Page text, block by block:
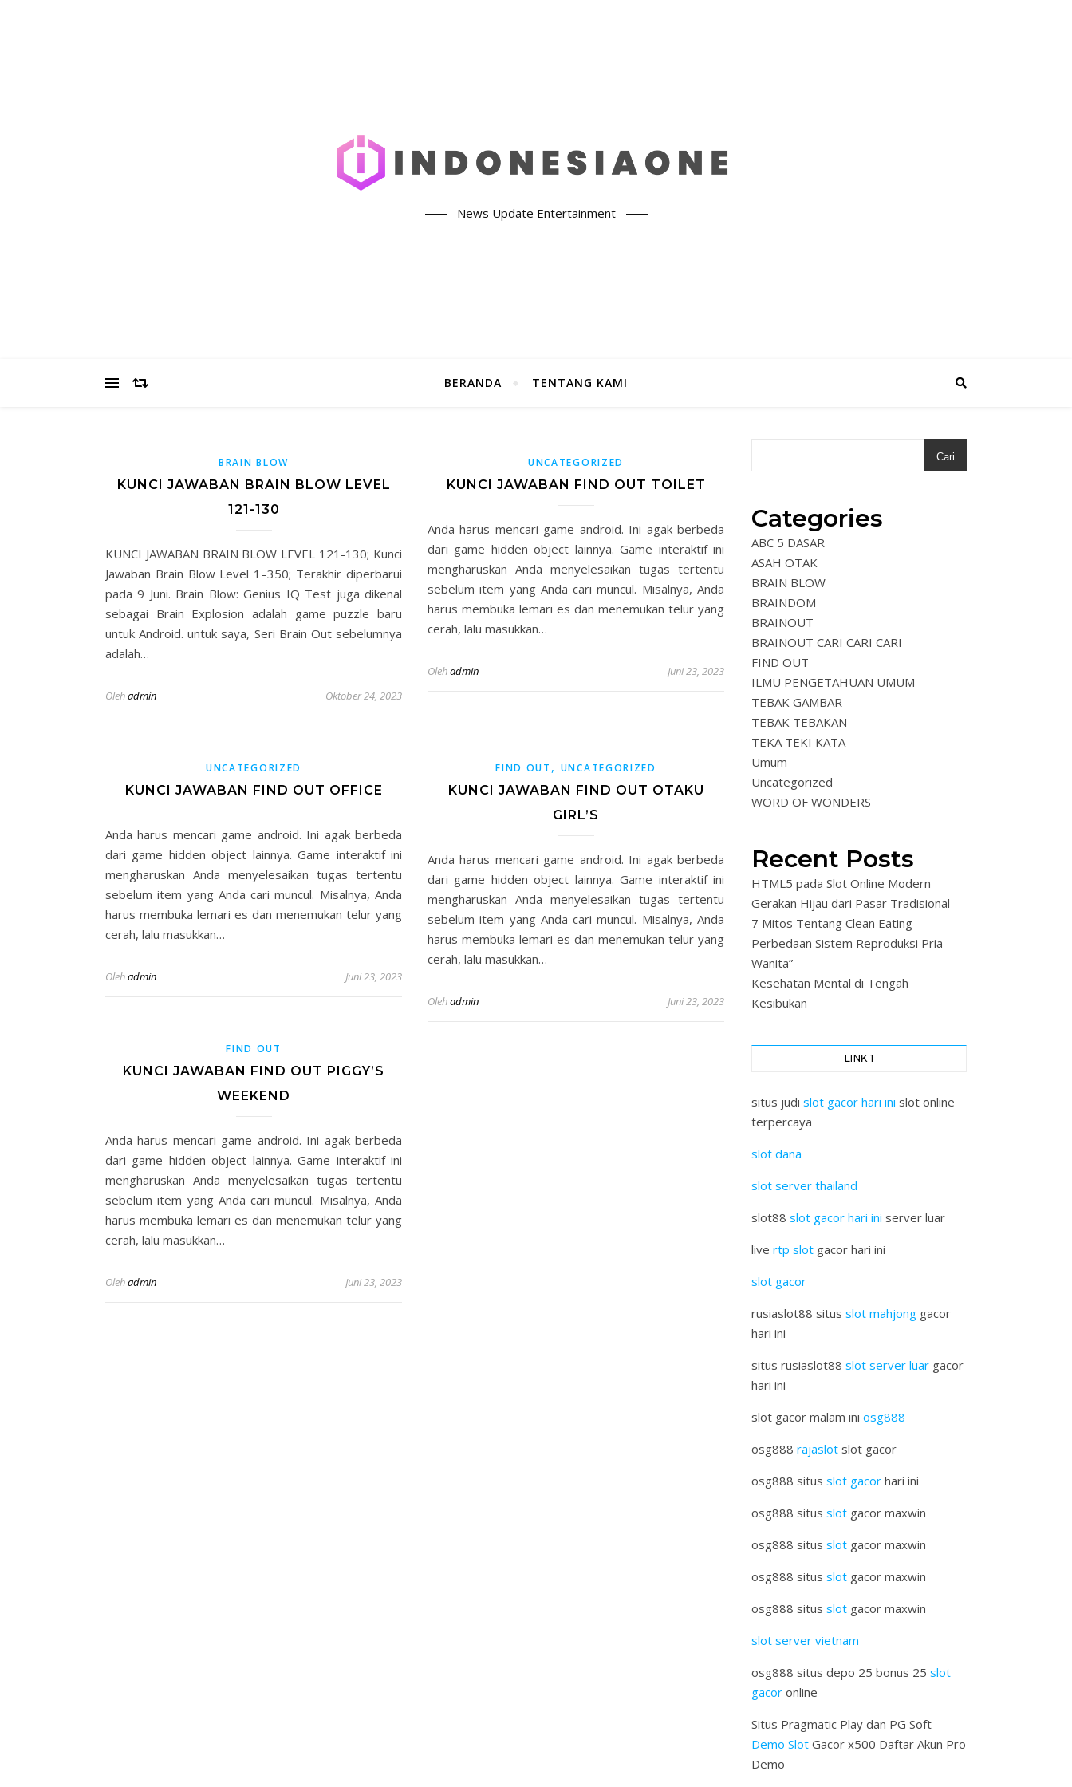
News Update Entertainment
BERANDA TENTANG KAMI
BRAIN BLOW
KUNCI JAWABAN BRAIN BLOW LEVEL
121-130
KUNCI JAWABAN BRAIN BLOW LEVEL 121-130; Kunci
Jawaban Brain Blow Level 1–350; Terakhir diperbarui
pada 9 Juni. Brain Blow: Genius IQ Test juga dikenal
sebagai Brain Explosion adalah game puzzle baru
untuk Android. untuk saya, Seri Brain Out sebelumnya
adalah…
Olehadmin Oktober 24, 2023
UNCATEGORIZED
KUNCI JAWABAN FIND OUT TOILET
Anda harus mencari game android. Ini agak berbeda
dari game hidden object lainnya. Game interaktif ini
mengharuskan Anda menyelesaikan tugas tertentu
sebelum item yang Anda cari muncul. Misalnya, Anda
harus membuka lemari es dan menemukan telur yang
cerah, lalu masukkan…
Olehadmin Juni 23, 2023
UNCATEGORIZED
KUNCI JAWABAN FIND OUT OFFICE
Anda harus mencari game android. Ini agak berbeda
dari game hidden object lainnya. Game interaktif ini
mengharuskan Anda menyelesaikan tugas tertentu
sebelum item yang Anda cari muncul. Misalnya, Anda
harus membuka lemari es dan menemukan telur yang
cerah, lalu masukkan…
Olehadmin Juni 23, 2023
FIND OUT , UNCATEGORIZED
KUNCI JAWABAN FIND OUT OTAKU
GIRL’S
Anda harus mencari game android. Ini agak berbeda
dari game hidden object lainnya. Game interaktif ini
mengharuskan Anda menyelesaikan tugas tertentu
sebelum item yang Anda cari muncul. Misalnya, Anda
harus membuka lemari es dan menemukan telur yang
cerah, lalu masukkan…
Olehadmin Juni 23, 2023
FIND OUT
KUNCI JAWABAN FIND OUT PIGGY’S
WEEKEND
Anda harus mencari game android. Ini agak berbeda
dari game hidden object lainnya. Game interaktif ini
mengharuskan Anda menyelesaikan tugas tertentu
sebelum item yang Anda cari muncul. Misalnya, Anda
harus membuka lemari es dan menemukan telur yang
cerah, lalu masukkan…
Olehadmin Juni 23, 2023
Cari
Categories
ABC 5 DASAR
ASAH OTAK
BRAIN BLOW
BRAINDOM
BRAINOUT
BRAINOUT CARI CARI CARI
FIND OUT
ILMU PENGETAHUAN UMUM
TEBAK GAMBAR
TEBAK TEBAKAN
TEKA TEKI KATA
Umum
Uncategorized
WORD OF WONDERS
Recent Posts
HTML5 pada Slot Online Modern
Gerakan Hijau dari Pasar Tradisional
7 Mitos Tentang Clean Eating
Perbedaan Sistem Reproduksi Pria
Wanita”
Kesehatan Mental di Tengah
Kesibukan
LINK 1
situs judi slot gacor hari ini slot online
terpercaya
slot dana
slot server thailand
slot88 slot gacor hari ini server luar
live rtp slot gacor hari ini
slot gacor
rusiaslot88 situs slot mahjong gacor
hari ini
situs rusiaslot88 slot server luar gacor
hari ini
slot gacor malam ini osg888
osg888 rajaslot slot gacor
osg888 situs slot gacor hari ini
osg888 situs slot gacor maxwin
osg888 situs slot gacor maxwin
osg888 situs slot gacor maxwin
osg888 situs slot gacor maxwin
slot server vietnam
osg888 situs depo 25 bonus 25 slot
gacor online
Situs Pragmatic Play dan PG Soft
Demo Slot Gacor x500 Daftar Akun Pro
Demo